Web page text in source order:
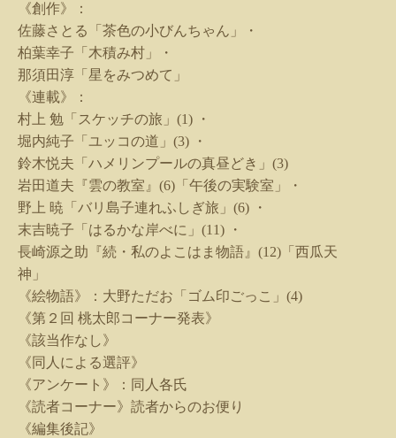
《創作》：
佐藤さとる「茶色の小びんちゃん」・
柏葉幸子「木積み村」・
那須田淳「星をみつめて」
《連載》：
村上 勉「スケッチの旅」 (1)
・
堀内純子「ユッコの道」 (3)
・
鈴木悦夫「ハメリンプールの真昼どき」 (3)
岩田道夫『雲の教室』 (6) 「午後の実験室」・
野上 暁「バリ島子連れふしぎ旅」 (6)
・
末吉暁子「はるかな岸べに」 (11)
・
長崎源之助『続・私のよこはま物語』 (12) 「西瓜天
神」
《絵物語》：大野ただお「ゴム印ごっこ」 (4)
《第２回 桃太郎コーナー発表》
《該当作なし》
《同人による選評》
《アンケート》：同人各氏
《読者コーナー》読者からのお便り
《編集後記》